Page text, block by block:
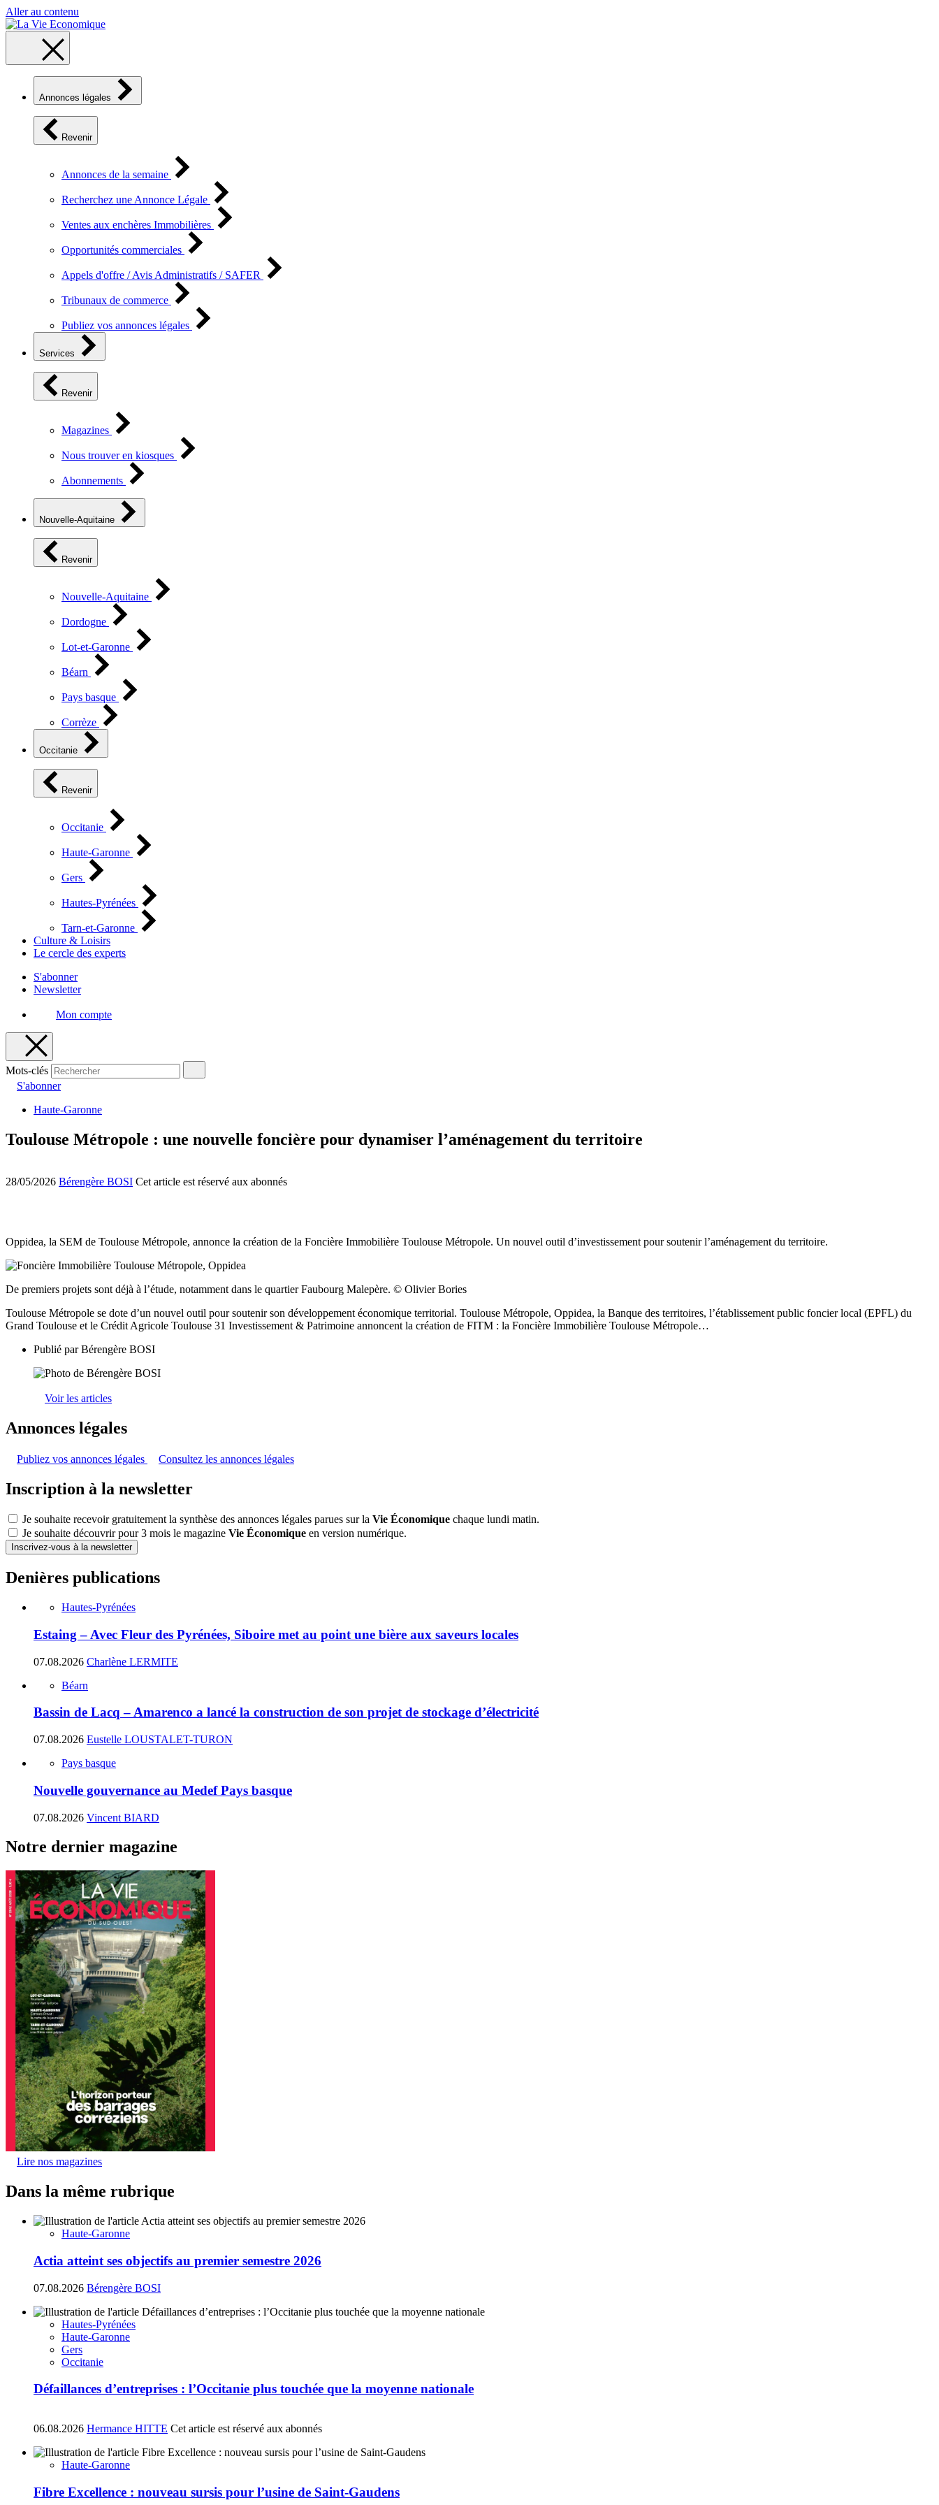
Aller au contenu
Annonces légales
Revenir
Annonces de la semaine
Recherchez une Annonce Légale
Ventes aux enchères Immobilières
Opportunités commerciales
Appels d'offre / Avis Administratifs / SAFER
Tribunaux de commerce
Publiez vos annonces légales
Services
Revenir
Magazines
Nous trouver en kiosques
Abonnements
Nouvelle-Aquitaine
Revenir
Nouvelle-Aquitaine
Dordogne
Lot-et-Garonne
Béarn
Pays basque
Corrèze
Occitanie
Revenir
Occitanie
Haute-Garonne
Gers
Hautes-Pyrénées
Tarn-et-Garonne
Culture & Loisirs
Le cercle des experts
S'abonner
Newsletter
Mon compte
Mots-clés
S'abonner
Haute-Garonne
Toulouse Métropole : une nouvelle foncière pour dynamiser l’aménagement du territoire
28/05/2026 Bérengère BOSI Cet article est réservé aux abonnés
Oppidea, la SEM de Toulouse Métropole, annonce la création de la Foncière Immobilière Toulouse Métropole. Un nouvel outil d’investissement pour soutenir l’aménagement du territoire.
De premiers projets sont déjà à l’étude, notamment dans le quartier Faubourg Malepère. © Olivier Bories
Toulouse Métropole se dote d’un nouvel outil pour soutenir son développement économique territorial. Toulouse Métropole, Oppidea, la Banque des territoires, l’établissement public foncier local (EPFL) du
Grand Toulouse et le Crédit Agricole Toulouse 31 Investissement & Patrimoine annoncent la création de FITM : la Foncière Immobilière Toulouse Métropole…
Publié parBérengère BOSI
Voir les articles
Annonces légales
Publiez vos annonces légales Consultez les annonces légales
Inscription à la newsletter
Je souhaite recevoir gratuitement la synthèse des annonces légales parues sur la Vie Économique chaque lundi matin.
Je souhaite découvrir pour 3 mois le magazine Vie Économique en version numérique.
Inscrivez-vous à la newsletter
Denières publications
Hautes-Pyrénées
Estaing – Avec Fleur des Pyrénées, Siboire met au point une bière aux saveurs locales
07.08.2026 Charlène LERMITE
Béarn
Bassin de Lacq – Amarenco a lancé la construction de son projet de stockage d’électricité
07.08.2026 Eustelle LOUSTALET-TURON
Pays basque
Nouvelle gouvernance au Medef Pays basque
07.08.2026 Vincent BIARD
Notre dernier magazine
Lire nos magazines
Dans la même rubrique
Haute-Garonne
Actia atteint ses objectifs au premier semestre 2026
07.08.2026 Bérengère BOSI
Hautes-Pyrénées
Haute-Garonne
Gers
Occitanie
Défaillances d’entreprises : l’Occitanie plus touchée que la moyenne nationale
06.08.2026 Hermance HITTE Cet article est réservé aux abonnés
Haute-Garonne
Fibre Excellence : nouveau sursis pour l’usine de Saint-Gaudens